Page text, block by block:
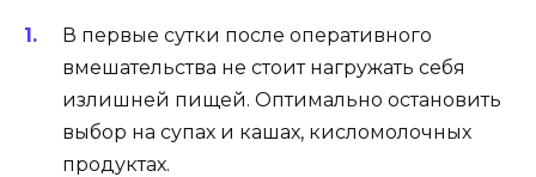
В первые сутки после оперативного
вмешательства не стоит нагружать себя
излишней пищей. Оптимально остановить
выбор на супах и кашах, кисломолочных
продуктах.